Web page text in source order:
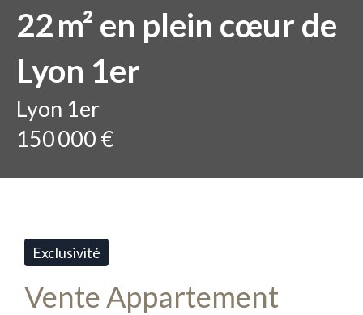
22 m² en plein cœur de
Lyon 1er
Lyon 1er
150 000 €
Exclusivité
Vente Appartement